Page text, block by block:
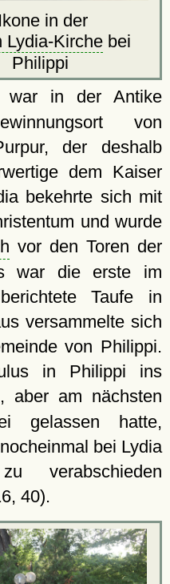
Ikone in der
Lydia-Kirchebei
Philippi
in der Antike
von
der deshalb
dem Kaiser
bekehrte sich mit
und wurde
vor den Toren der
war die erste im
Taufe in
versammelte sich
von Philippi.
in Philippi ins
aber am nächsten
gelassen hatte,
bei Lydia
40).